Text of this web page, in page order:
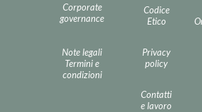
Corporate
governance
Codice
Etico
Note legali
Termini e
condizioni
Privacy
policy
Contatti
e lavoro